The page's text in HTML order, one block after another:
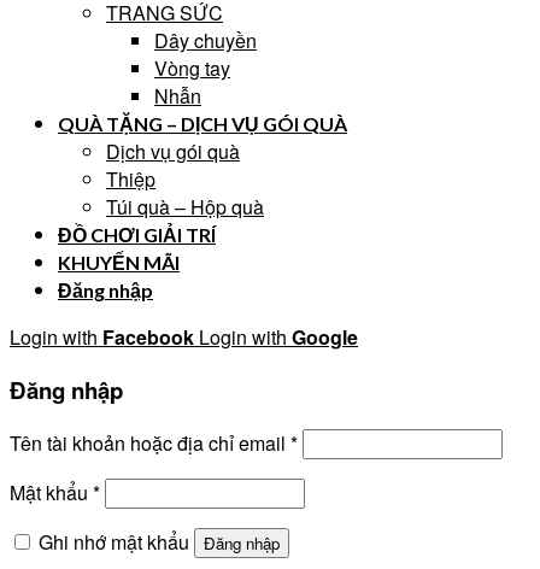
TRANG SỨC
Dây chuyền
Vòng tay
Nhẫn
QUÀ TẶNG – DỊCH VỤ GÓI QUÀ
Dịch vụ gói quà
Thiệp
Túi quà – Hộp quà
ĐỒ CHƠI GIẢI TRÍ
KHUYẾN MÃI
Đăng nhập
Login with Facebook Login with Google
Đăng nhập
Tên tài khoản hoặc địa chỉ email *
Mật khẩu *
Ghi nhớ mật khẩu
Đăng nhập